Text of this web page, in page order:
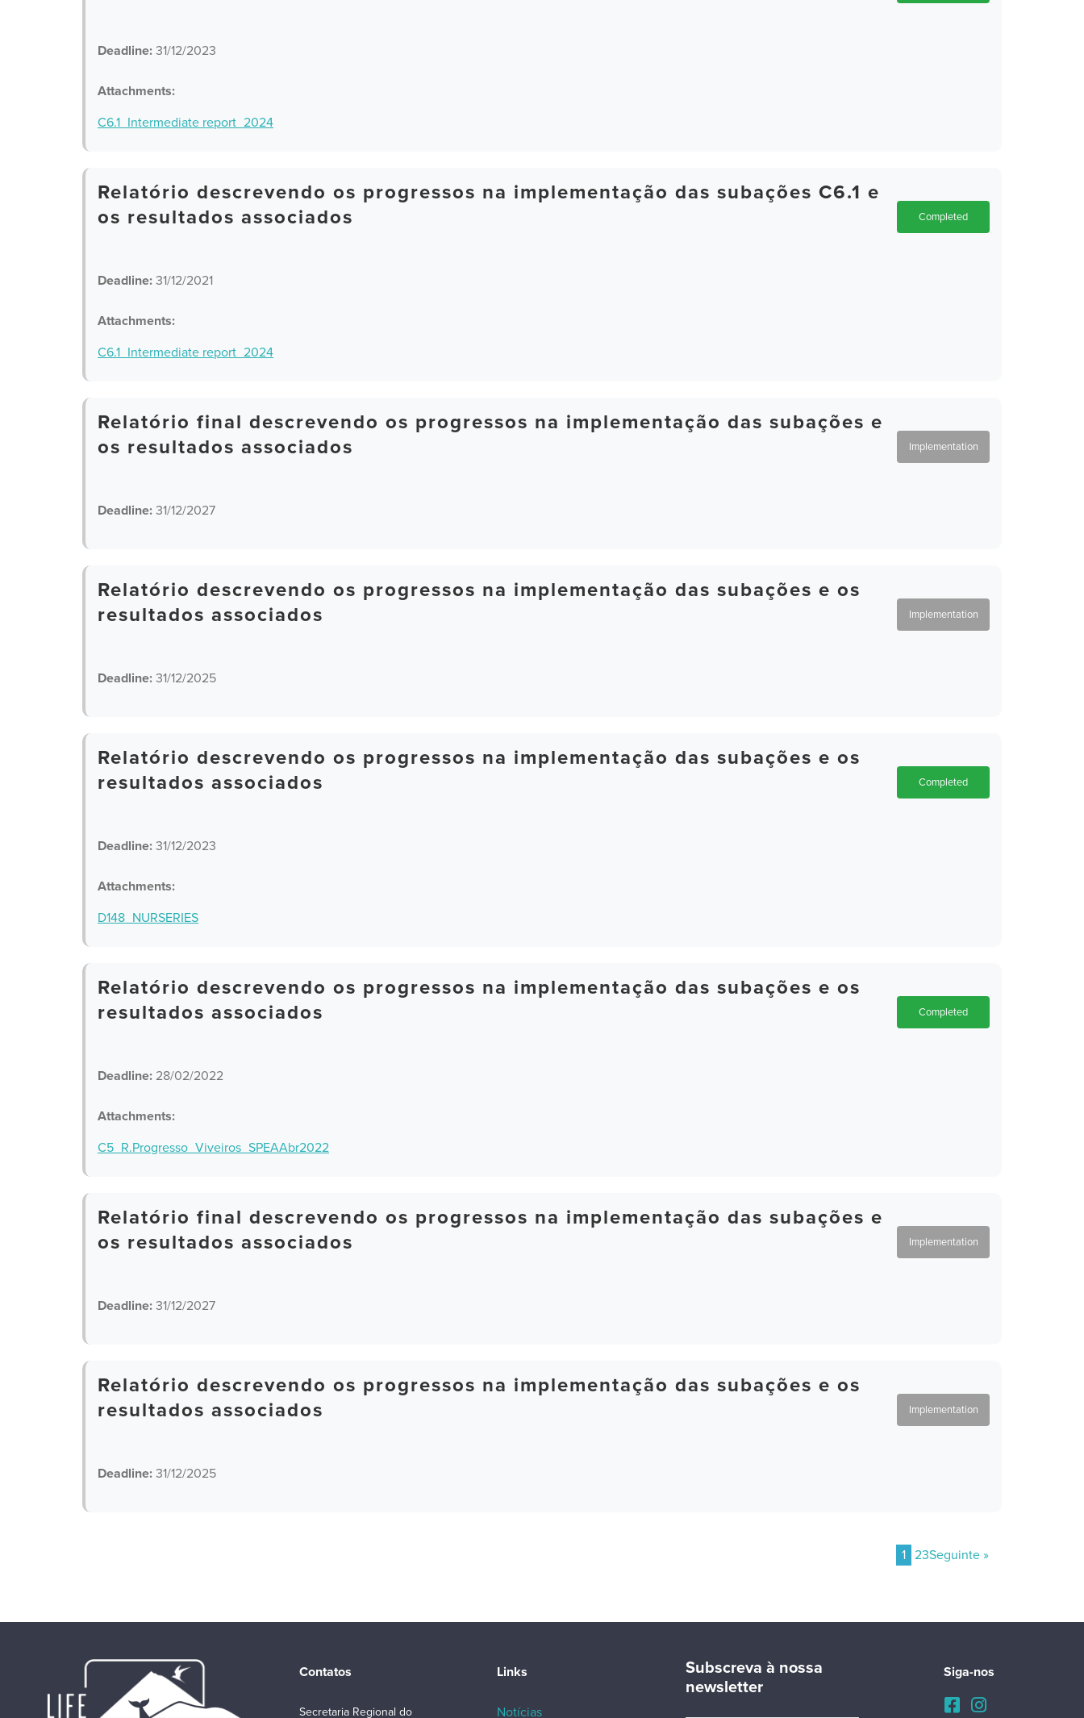
Deadline: 31/12/2023
Attachments:
C6.1_Intermediate report_2024
Relatório descrevendo os progressos na implementação das subações C6.1 e
os resultados associados
Completed
Deadline: 31/12/2021
Attachments:
C6.1_Intermediate report_2024
Relatório final descrevendo os progressos na implementação das subações e
os resultados associados
Implementation
Deadline: 31/12/2027
Relatório descrevendo os progressos na implementação das subações e os
resultados associados
Implementation
Deadline: 31/12/2025
Relatório descrevendo os progressos na implementação das subações e os
resultados associados
Completed
Deadline: 31/12/2023
Attachments:
D148_NURSERIES
Relatório descrevendo os progressos na implementação das subações e os
resultados associados
Completed
Deadline: 28/02/2022
Attachments:
C5_R.Progresso_Viveiros_SPEAAbr2022
Relatório final descrevendo os progressos na implementação das subações e
os resultados associados
Implementation
Deadline: 31/12/2027
Relatório descrevendo os progressos na implementação das subações e os
resultados associados
Implementation
Deadline: 31/12/2025
1 23Seguinte »
Contatos
Secretaria Regional do
Links
Notícias
Subscreva à nossa
newsletter
Siga-nos